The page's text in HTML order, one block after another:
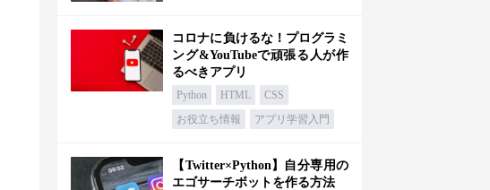
コロナに負けるな！プログラミ
ング&YouTubeで頑張る人が作
るべきアプリ
Python HTML
CSS
お役立ち情報
アプリ学習入門
【Twitter×Python】自分専用の
エゴサーチボットを作る方法